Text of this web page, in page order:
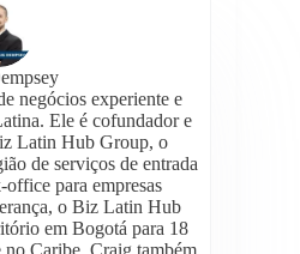
negócios experiente e
Ele é cofundador e
Latin Hub Group, o
de serviços de entrada
para empresas
o Biz Latin Hub
em Bogotá para 18